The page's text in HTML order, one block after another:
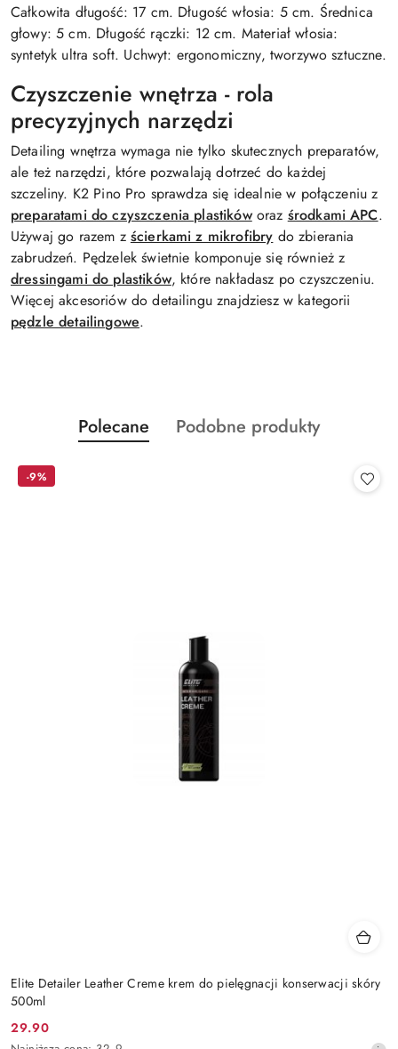
Całkowita długość: 17 cm. Długość włosia: 5 cm. Średnica
głowy: 5 cm. Długość rączki: 12 cm. Materiał włosia:
syntetyk ultra soft. Uchwyt: ergonomiczny, tworzywo sztuczne.
Czyszczenie wnętrza - rola
precyzyjnych narzędzi
Detailing wnętrza wymaga nie tylko skutecznych preparatów,
ale też narzędzi, które pozwalają dotrzeć do każdej
szczeliny. K2 Pino Pro sprawdza się idealnie w połączeniu z
preparatami do czyszczenia plastikóworaz środkami APC.
Używaj go razem z ścierkami z mikrofibry do zbierania
zabrudzeń. Pędzelek świetnie komponuje się również z
dressingami do plastików, które nakładasz po czyszczeniu.
Więcej akcesoriów do detailingu znajdziesz w kategorii
pędzle detailingowe.
Pomiń karuzelę produktów
Produkty
o
Polecane
Produkty
Podobne produkty
Elite Detailer Leather Creme krem do pielęgnacji konserwacji skóry
500ml
Cena
29.90
-9%